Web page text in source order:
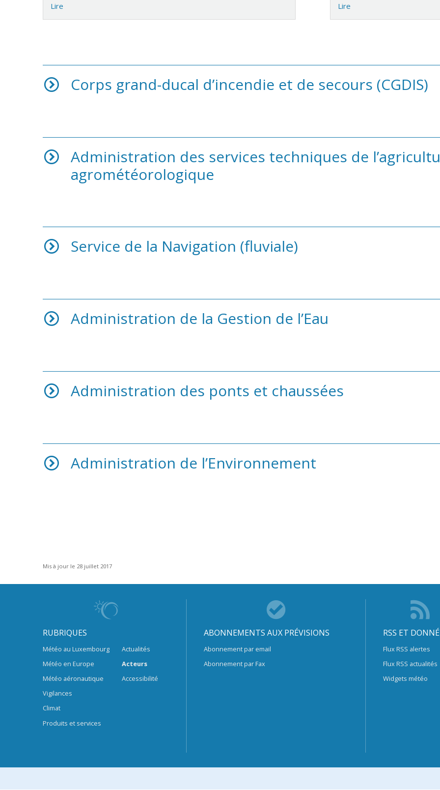
Lire Lire
Corps grand-ducal d’incendie et de secours (CGDIS)
Administration des services techniques de
agrométéorologique
Service de la Navigation (fluviale)
Administration de la Gestion de l’Eau
Administration des ponts et chaussées
Administration de l’Environnement
Mis à jour le 28 juillet 2017
RUBRIQUES
Météo au Luxembourg
Météo en Europe
Météo aéronautique
Vigilances
Climat
Produits et services
Actualités
Acteurs
Accessibilité
ABONNEMENTS AUX PRÉVISIONS
Abonnement par email
Abonnement par Fax
RSS ET
Flux RSS alertes
Flux RSS actualités
Widgets météo